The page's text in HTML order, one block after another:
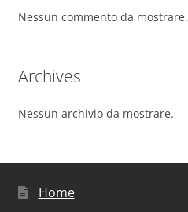
Nessun commento da mostrare.
Archives
Nessun archivio da mostrare.
Home